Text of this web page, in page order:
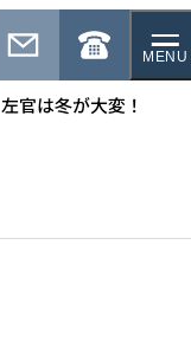
MENU
左官は冬が大変！